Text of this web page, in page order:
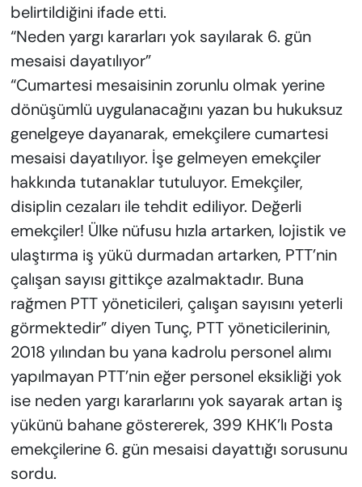
belirtildiğini ifade etti.
“Neden yargı kararları yok sayılarak 6. gün
mesaisi dayatılıyor”
“Cumartesi mesaisinin zorunlu olmak yerine
dönüşümlü uygulanacağını yazan bu hukuksuz
genelgeye dayanarak, emekçilere cumartesi
mesaisi dayatılıyor. İşe gelmeyen emekçiler
hakkında tutanaklar tutuluyor. Emekçiler,
disiplin cezaları ile tehdit ediliyor. Değerli
emekçiler! Ülke nüfusu hızla artarken, lojistik ve
ulaştırma iş yükü durmadan artarken, PTT’nin
çalışan sayısı gittikçe azalmaktadır. Buna
rağmen PTT yöneticileri, çalışan sayısını yeterli
görmektedir” diyen Tunç, PTT yöneticilerinin,
2018 yılından bu yana kadrolu personel alımı
yapılmayan PTT’nin eğer personel eksikliği yok
ise neden yargı kararlarını yok sayarak artan iş
yükünü bahane göstererek, 399 KHK’lı Posta
emekçilerine 6. gün mesaisi dayattığı sorusunu
sordu.